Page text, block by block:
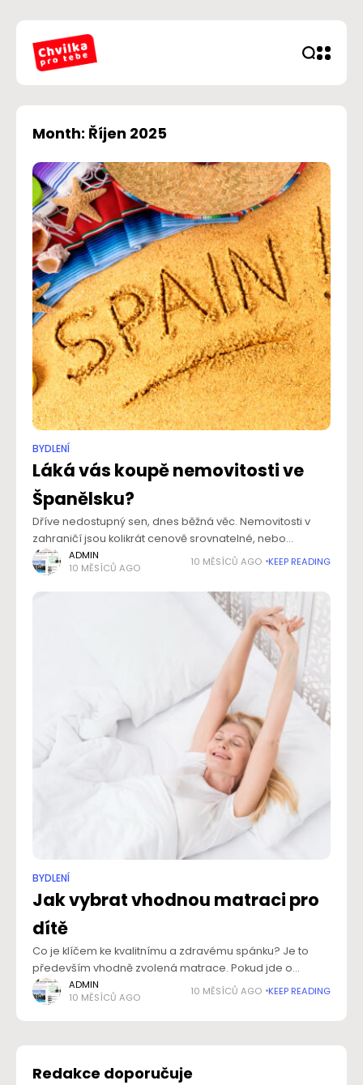
Month: Říjen 2025
BYDLENÍ
Láká vás koupě nemovitosti ve
Španělsku?
Dříve nedostupný sen, dnes běžná věc. Nemovitosti v
zahraničí jsou kolikrát cenově srovnatelné, nebo
dokonce levnější než třeba byt v Praze či Brně. Pokud jste
si mysleli, že byteček u
ADMIN
10 MĚSÍCŮ AGO
10 MĚSÍCŮ AGO KEEP READING
BYDLENÍ
Jak vybrat vhodnou matraci pro
dítě
Co je klíčem ke kvalitnímu a zdravému spánku? Je to
především vhodně zvolená matrace. Pokud jde o
konkrétní výběr, pak jiné varianty jsou vhodné pro
dospělé a jiné zase pro
ADMIN
10 MĚSÍCŮ AGO
10 MĚSÍCŮ AGO KEEP READING
Redakce doporučuje